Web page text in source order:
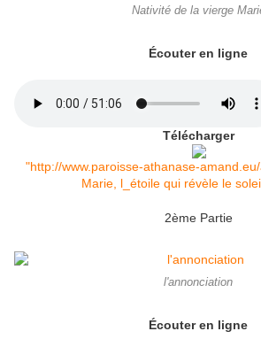
Nativité de la vierge
Écouter en ligne
Télécharger
"http://www.paroisse-athanase-amand.eu/
Marie, l_étoile qui révèle le
2ème Partie
l'annonciation
Écouter en ligne